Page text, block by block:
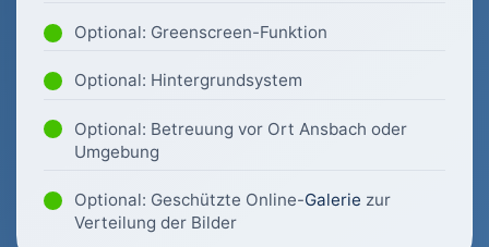
Optional: Greenscreen-Funktion
Optional: Hintergrundsystem
Optional: Betreuung vor Ort Ansbach oder
Umgebung
Optional: Geschützte Online-Galerie zur
Verteilung der Bilder